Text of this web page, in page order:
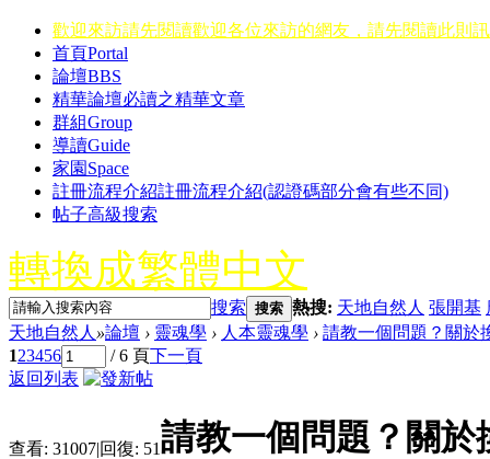
歡迎來訪請先閱讀歡迎各位來訪的網友，請先閱讀此則
首頁Portal
論壇BBS
精華論壇必讀之精華文章
群組Group
導讀Guide
家園 Space
註冊流程介紹註冊流程介紹(認證碼部分會有些不同)
帖子高級搜索
轉換成繁體中文
搜索 搜索 熱搜: 天地自然人 張開基
天地自然人 »論壇 › 靈魂學 › 人本靈魂學 › 請教一個問題？關於
123456 / 6 頁下一頁
返回列表
查看: 31007|回復: 51請教一個問題？關於